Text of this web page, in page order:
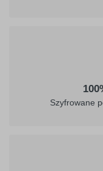
Szyfrowane